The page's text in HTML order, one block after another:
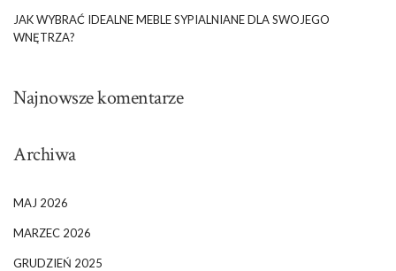
JAK WYBRAĆ IDEALNE MEBLE SYPIALNIANE DLA SWOJEGO
WNĘTRZA?
Najnowsze komentarze
Archiwa
MAJ 2026
MARZEC 2026
GRUDZIEŃ 2025